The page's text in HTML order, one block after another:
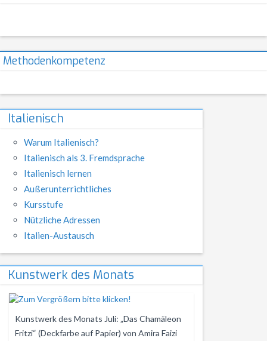
Methodenkompetenz
Italienisch
Warum Italienisch?
Italienisch als 3. Fremdsprache
Italienisch lernen
Außerunterrichtliches
Kursstufe
Nützliche Adressen
Italien-Austausch
Kunstwerk des Monats
Kunstwerk des Monats Juli: „Das Chamäleon
Fritzi“ (Deckfarbe auf Papier) von Amira Faizi